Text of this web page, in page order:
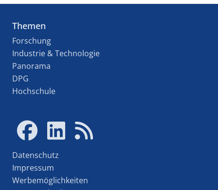
Themen
Forschung
Industrie & Technologie
Panorama
DPG
Hochschule
Datenschutz
Impressum
Werbemöglichkeiten